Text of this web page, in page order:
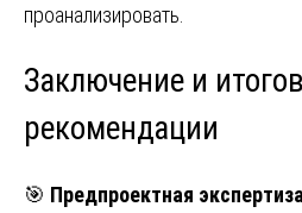
проанализировать.
Заключение и
рекомендации
🎯 Предпроектная